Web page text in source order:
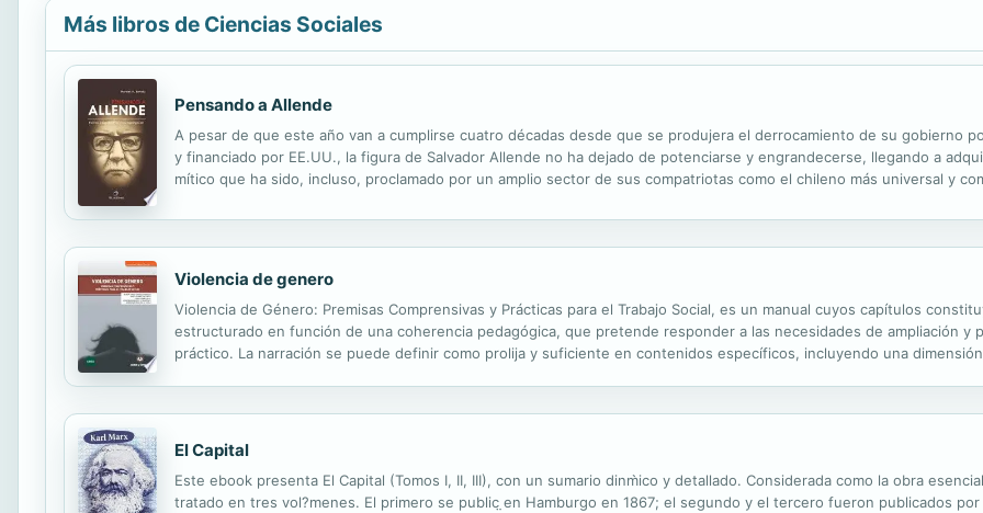
Más libros de Ciencias Sociales
Pensando a Allende
A pesar de que este año van a cumplirse cuatro décadas desde que se produjera el derrocamiento de su gobierno
y financiado por EE.UU., la figura de Salvador Allende no ha dejado de potenciarse y engrandecerse, llegando a
mítico que ha sido, incluso, proclamado por un amplio sector de sus compatriotas como el chileno más universal y
Violencia de genero
Violencia de Género: Premisas Comprensivas y Prácticas para el Trabajo Social, es un manual cuyos capítulos
estructurado en función de una coherencia pedagógica, que pretende responder a las necesidades de ampliación y
práctico. La narración se puede definir como prolija y suficiente en contenidos específicos, incluyendo una
El Capital
Este ebook presenta El Capital (Tomos I, II, III), con un sumario dinm̀ico y detallado. Considerada como la obra
tratado en tres vol?menes. El primero se public ̤en Hamburgo en 1867; el segundo y el tercero fueron publicados